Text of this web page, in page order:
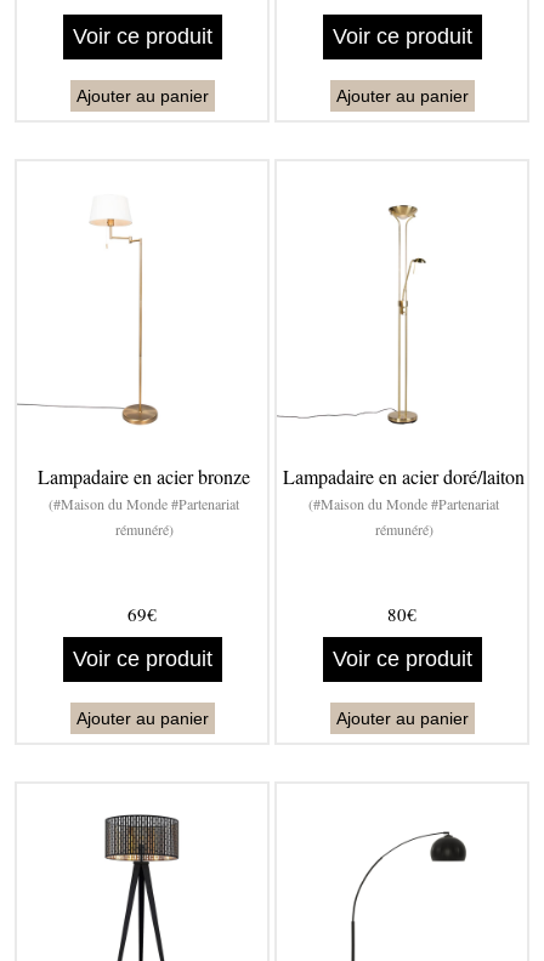
Voir ce produit
Ajouter au panier
Voir ce produit
Ajouter au panier
Lampadaire en acier bronze
(#Maison du Monde #Partenariat
rémunéré)
69€
Voir ce produit
Ajouter au panier
Lampadaire en acier doré/laiton
(#Maison du Monde #Partenariat
rémunéré)
80€
Voir ce produit
Ajouter au panier